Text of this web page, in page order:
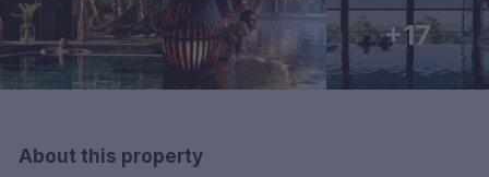
Göteborg +17
About this property